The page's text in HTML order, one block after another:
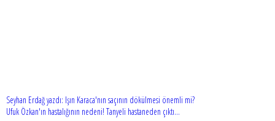
Seyhan Erdağ yazdı: Işın Karaca'nın saçının dökülmesi önemli mi?
Ufuk Özkan'ın hastalığının nedeni! Tanyeli hastaneden çıktı...